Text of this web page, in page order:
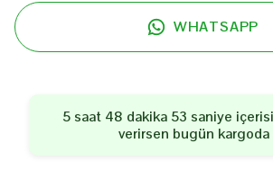
WHATSAPP
5 saat 48 dakika 53 saniye
verirsen bugün kargoda